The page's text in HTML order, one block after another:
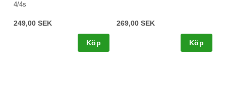
4/4s
249,00 SEK
Köp
269,00 SEK
Köp